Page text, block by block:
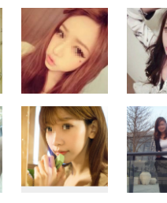
500x500
500x500